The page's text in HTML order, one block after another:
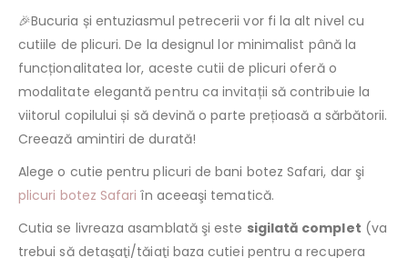
🎉Bucuria și entuziasmul petrecerii vor fi la alt nivel cu
cutiile de plicuri. De la designul lor minimalist până la
funcționalitatea lor, aceste cutii de plicuri oferă o
modalitate elegantă pentru ca invitații să contribuie la
viitorul copilului și să devină o parte prețioasă a sărbătorii.
Creează amintiri de durată!
Alege o cutie pentru plicuri de bani botez Safari, dar şi
plicuri botez Safari în aceeaşi tematică.
Cutia se livreaza asamblată şi este sigilată complet (va
trebui să detaşaţi/tăiaţi baza cutiei pentru a recupera